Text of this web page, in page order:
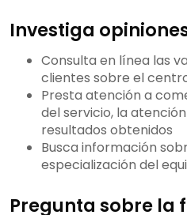
Investiga
Consulta en línea las
clientes sobre el
Presta atención a
del servicio, la
resultados obtenidos
Busca información
especialización del
Pregunta sobre la